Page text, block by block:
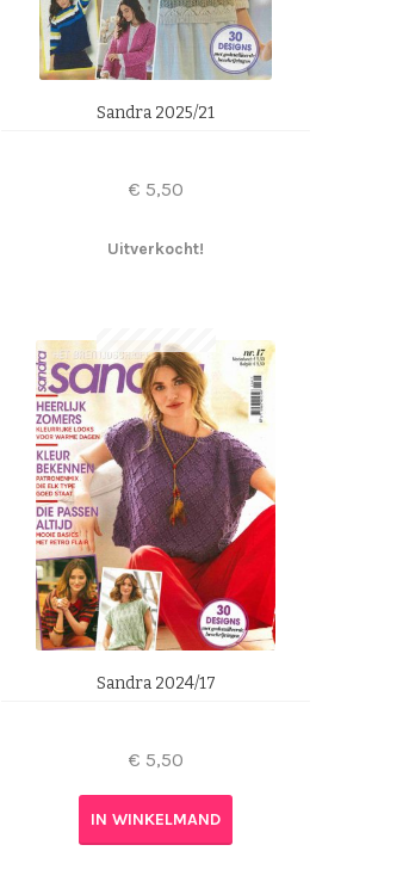
Sandra 2025/21
€ 5,50
Uitverkocht!
Sandra 2024/17
€ 5,50
IN WINKELMAND